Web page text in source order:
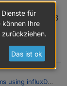
das dann
schon influxDB
0
using influxDB
für
können Ihre
Das ist ok